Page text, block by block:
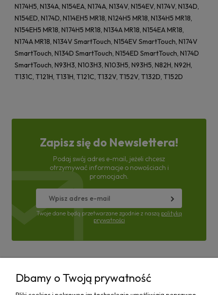
N174H5, N134A, N154EA, N174A, N134V, N154EV, N174V, N134D,
N154ED, N174D, N114EH5 MR18, N124H5 MR18, N134H5 MR18,
N154EH5 MR18, N174H5 MR18, N134A MR18, N154EA MR18,
N174A MR18, N134V SmartTouch, N154EV SmartTouch, N174V
SmartTouch, N134D SmartTouch, N154ED SmartTouch, N174D
SmartTouch, N93H3, N103H3, N103H5, N93H5, N82H, N92H,
T131C, T121H, T131H, T121C, T132V, T152V, T132D, T152D
Zapisz się do Newslettera!
Podaj swój adres e-mail, jeżeli chcesz
otrzymywać informacje o nowościach i
promocjach.
Twoje dane będą przetwarzane zgodnie z naszą polityką
prywatności
Moje konto
Dbamy o Twoją prywatność